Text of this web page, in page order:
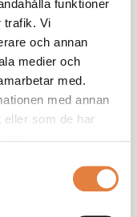
funktioner
trafik. Vi
och annan
medier och
med.
med annan
eller som de har